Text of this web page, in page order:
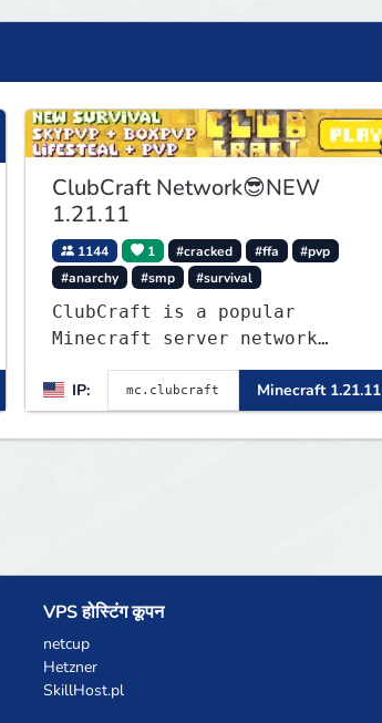
ClubCraft Network😎NEW
1.21.11
1144 1 #cracked #ffa
#pvp
#anarchy
#smp #survival
ClubCraft is a popular
Minecraft server network
modes, including Survival,
Lifesteal, FFA BoxPVP,
SkyBlock, KitPVP and many
IP: Minecraft 1.21.11
VPS होस्टिंग कूपन
netcup
Hetzner
SkillHost.pl